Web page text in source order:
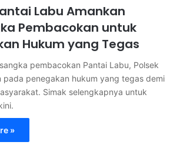
Labu Amankan
Pembacokan untuk
Hukum yang Tegas
pembacokan Pantai Labu, Polsek
pada penegakan hukum yang tegas demi
Simak selengkapnya untuk
»